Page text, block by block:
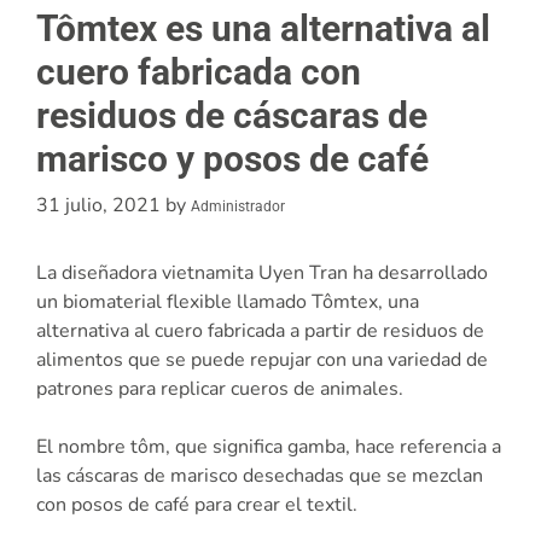
Tômtex es una alternativa al
cuero fabricada con
residuos de cáscaras de
marisco y posos de café
31 julio, 2021 by Administrador
La diseñadora vietnamita Uyen Tran ha desarrollado
un biomaterial flexible llamado Tômtex, una
alternativa al cuero fabricada a partir de residuos de
alimentos que se puede repujar con una variedad de
patrones para replicar cueros de animales.
El nombre tôm, que significa gamba, hace referencia a
las cáscaras de marisco desechadas que se mezclan
con posos de café para crear el textil.